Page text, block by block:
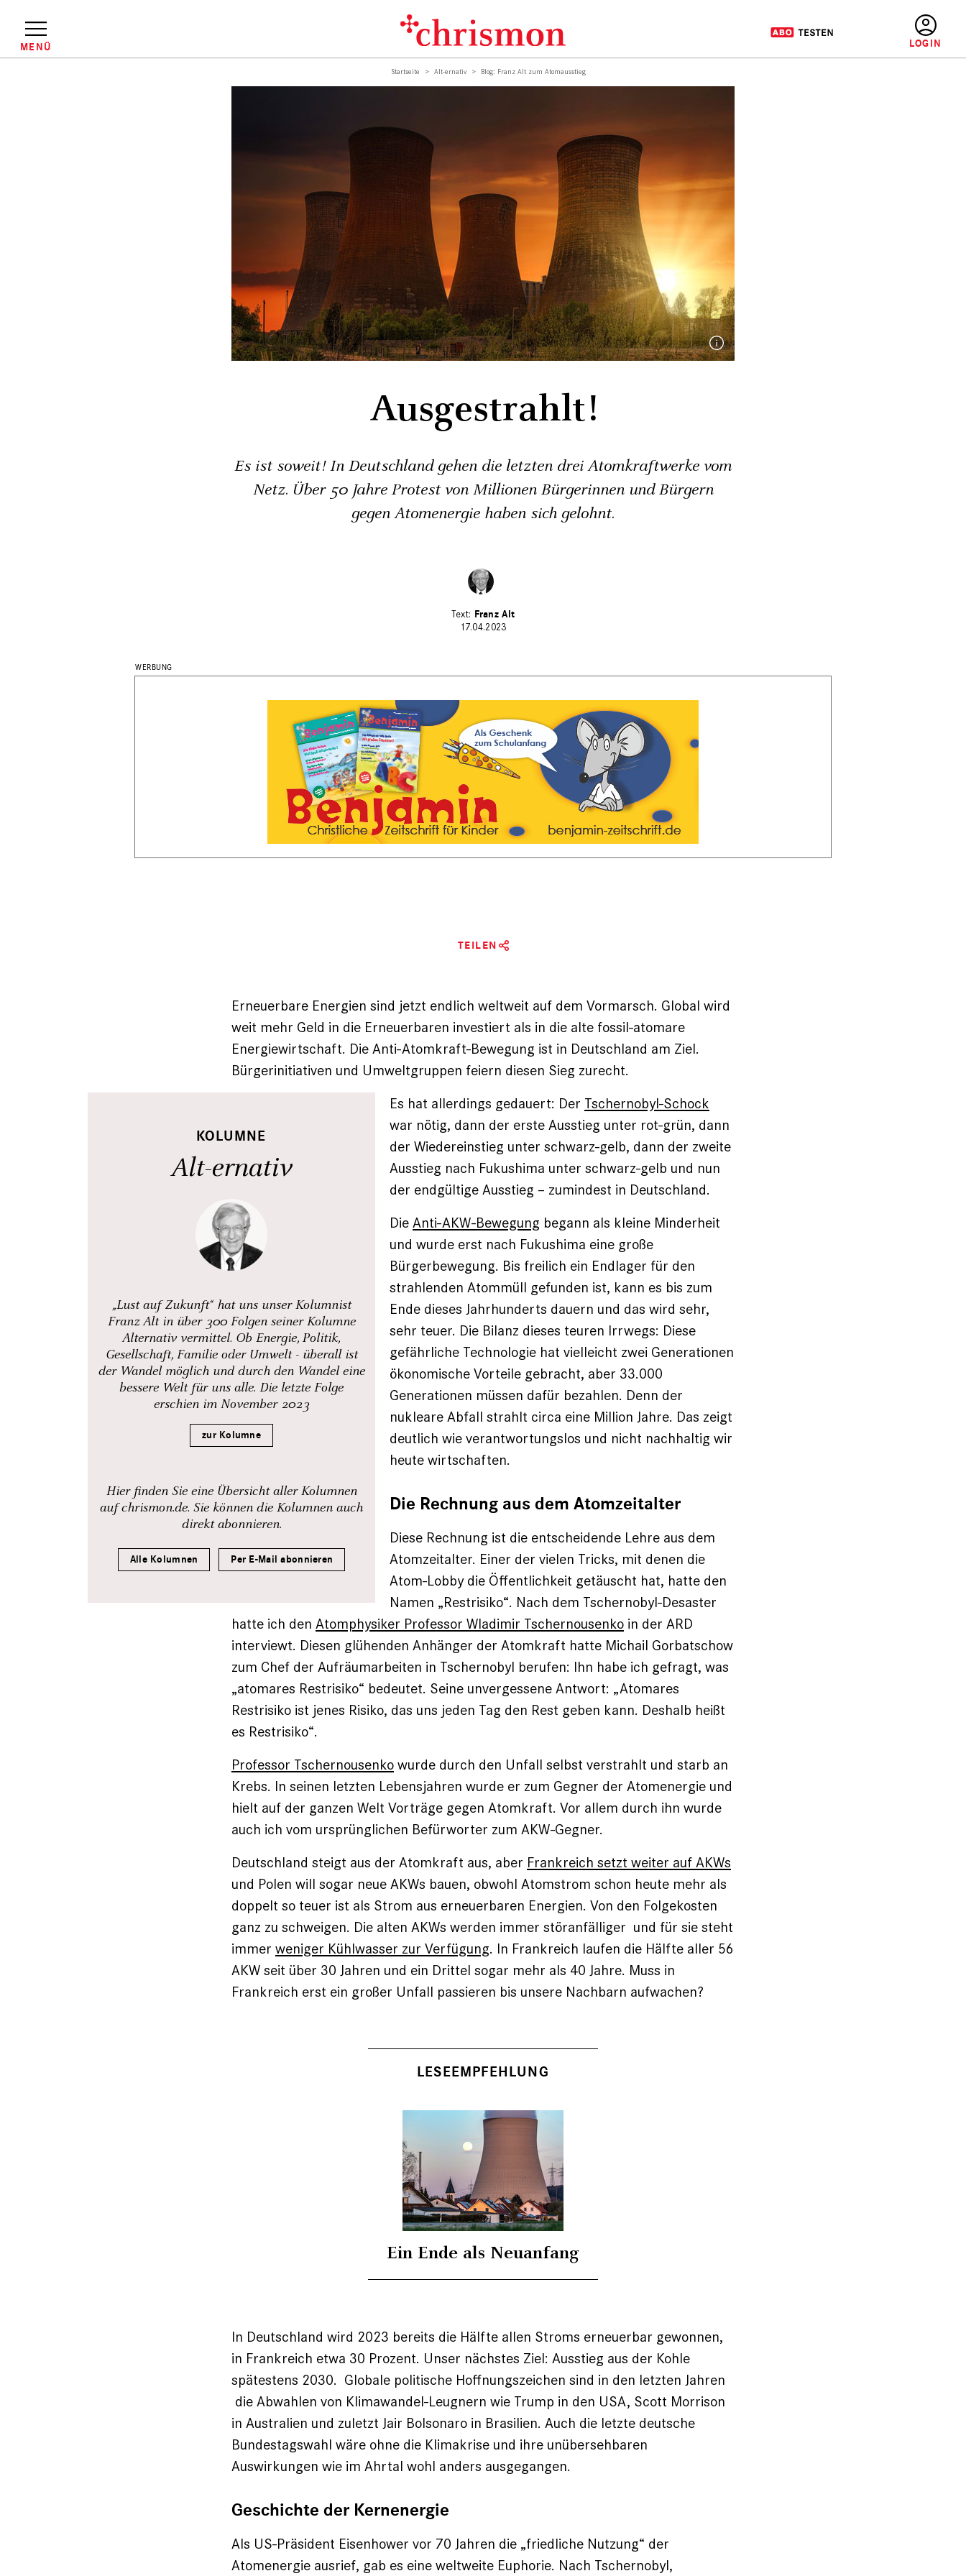
Inhalt
MENÜ
Startseite Alt-ernativ Blog: Franz Alt zum Atomausstieg
Ausgestrahlt!
Es ist soweit! In Deutschland gehen die letzten drei Atomkraftwerke vom
Netz. Über 50 Jahre Protest von Millionen Bürgerinnen und Bürgern
gegen Atomenergie haben sich gelohnt.
Franz Alt
17.04.2023
TEILEN
Erneuerbare Energien sind jetzt endlich weltweit auf dem Vormarsch. Global wird
weit mehr Geld in die Erneuerbaren investiert als in die alte fossil-atomare
Energiewirtschaft. Die Anti-Atomkraft-Bewegung ist in Deutschland am Ziel.
Bürgerinitiativen und Umweltgruppen feiern diesen Sieg zurecht.
KOLUMNE
Alt-ernativ
„Lust auf Zukunft“ hat uns unser Kolumnist
Franz Alt in über 300 Folgen seiner Kolumne
Alternativ vermittel. Ob Energie, Politik,
Gesellschaft, Familie oder Umwelt - überall ist
der Wandel möglich und durch den Wandel eine
bessere Welt für uns alle. Die letzte Folge
erschien im November 2023
zur Kolumne
Hier finden Sie eine Übersicht aller Kolumnen
auf chrismon.de. Sie können die Kolumnen auch
direkt abonnieren.
Alle Kolumnen Per E-Mail abonnieren
Es hat allerdings gedauert: Der Tschernobyl-Schock
war nötig, dann der erste Ausstieg unter rot-grün, dann
der Wiedereinstieg unter schwarz-gelb, dann der zweite
Ausstieg nach Fukushima unter schwarz-gelb und nun
der endgültige Ausstieg – zumindest in Deutschland.
DieAnti-AKW-Bewegung begann als kleine Minderheit
und wurde erst nach Fukushima eine große
Bürgerbewegung. Bis freilich ein Endlager für den
strahlenden Atommüll gefunden ist, kann es bis zum
Ende dieses Jahrhunderts dauern und das wird sehr,
sehr teuer. Die Bilanz dieses teuren Irrwegs: Diese
gefährliche Technologie hat vielleicht zwei Generationen
ökonomische Vorteile gebracht, aber 33.000
Generationen müssen dafür bezahlen. Denn der
nukleare Abfall strahlt circa eine Million Jahre. Das zeigt
deutlich wie verantwortungslos und nicht nachhaltig wir
heute wirtschaften.
Die Rechnung aus dem Atomzeitalter
Diese Rechnung ist die entscheidende Lehre aus dem
Atomzeitalter. Einer der vielen Tricks, mit denen die
Atom-Lobby die Öffentlichkeit getäuscht hat, hatte den
Namen „Restrisiko“. Nach dem Tschernobyl-Desaster
hatte ich den Atomphysiker Professor Wladimir Tschernousenko in der ARD
interviewt. Diesen glühenden Anhänger der Atomkraft hatte Michail Gorbatschow
zum Chef der Aufräumarbeiten in Tschernobyl berufen: Ihn habe ich gefragt, was
„atomares Restrisiko“ bedeutet. Seine unvergessene Antwort: „Atomares
Restrisiko ist jenes Risiko, das uns jeden Tag den Rest geben kann. Deshalb heißt
es Restrisiko“.
Professor Tschernousenkowurde durch den Unfall selbst verstrahlt und starb an
Krebs. In seinen letzten Lebensjahren wurde er zum Gegner der Atomenergie und
hielt auf der ganzen Welt Vorträge gegen Atomkraft. Vor allem durch ihn wurde
auch ich vom ursprünglichen Befürworter zum AKW-Gegner.
Deutschland steigt aus der Atomkraft aus, aber Frankreich setzt weiter auf AKWs
und Polen will sogar neue AKWs bauen, obwohl Atomstrom schon heute mehr als
doppelt so teuer ist als Strom aus erneuerbaren Energien. Von den Folgekosten
ganz zu schweigen. Die alten AKWs werden immer störanfälliger und für sie steht
immer weniger Kühlwasser zur Verfügung. In Frankreich laufen die Hälfte aller 56
AKW seit über 30 Jahren und ein Drittel sogar mehr als 40 Jahre. Muss in
Frankreich erst ein großer Unfall passieren bis unsere Nachbarn aufwachen?
LESEEMPFEHLUNG
Ein Ende als Neuanfang
In Deutschland wird 2023 bereits die Hälfte allen Stroms erneuerbar gewonnen,
in Frankreich etwa 30 Prozent. Unser nächstes Ziel: Ausstieg aus der Kohle
spätestens 2030. Globale politische Hoffnungszeichen sind in den letzten Jahren
die Abwahlen von Klimawandel-Leugnern wie Trump in den USA, Scott Morrison
in Australien und zuletzt Jair Bolsonaro in Brasilien. Auch die letzte deutsche
Bundestagswahl wäre ohne die Klimakrise und ihre unübersehbaren
Auswirkungen wie im Ahrtal wohl anders ausgegangen.
Geschichte der Kernenergie
Als US-Präsident Eisenhower vor 70 Jahren die „friedliche Nutzung“ der
Atomenergie ausrief, gab es eine weltweite Euphorie. Nach Tschernobyl,